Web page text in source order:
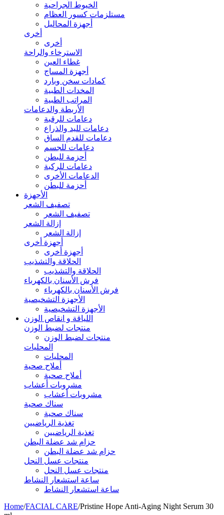
الخيوط الجراحية
مستلزمات كسور العظام
أجهزة المحاليل
أخرى
أخرى
الاسترخاء والراحة
غطاء العين
أجهزة المساج
كمادات سخن وبارد
المخدات الطبية
المراتب الطبية
الأربطة والدعامات
دعامات للرقبة
دعامات لليد والذراع
دعامات للقدم الساق
دعامات للجسم
أحزمة للبطن
دعامات للركبة
الدعامات الأخرى
أحزمة للبطن
الأجهزة
تصفيف الشعر
تصفيف الشعر
إزالة الشعر
إزالة الشعر
أجهزة أخرى
أجهزة أخرى
الحلاقة والتشذيب
الحلاقة والتشذيب
فرش الأسنان بالكهرباء
فرش الأسنان بالكهرباء
الأجهزة التشخيصية
الأجهزة التشخيصية
اللياقة و انقاص الوزن
منتجات لضبط الوزن
منتجات لضبط الوزن
المحليات
المحليات
أملاح صحية
أملاح صحية
مشروبات أعشاب
مشروبات أعشاب
سناك صحية
سناك صحية
تغذية الرياضيين
تغذية الرياضيين
حزام شد عضلة البطن
حزام شد عضلة البطن
منتجات عسل النحل
منتجات عسل النحل
ساعة استشعار النشاط
ساعة استشعار النشاط
Home/FACIAL CARE/Pristine Hope Anti-Aging Night Serum 30